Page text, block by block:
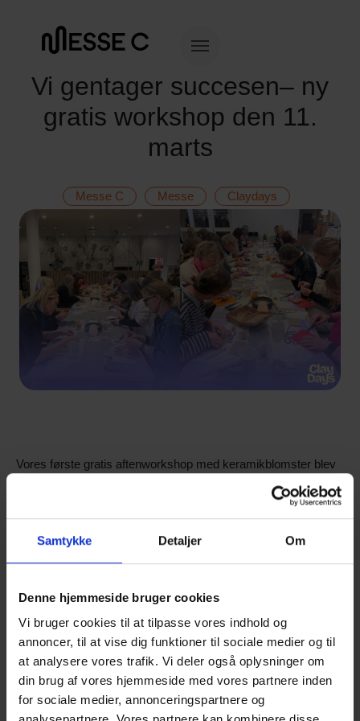
Samtykke Detaljer Om
Denne hjemmeside bruger cookies
Vi bruger cookies til at tilpasse vores indhold og
annoncer, til at vise dig funktioner til sociale medier og til
at analysere vores trafik. Vi deler også oplysninger om
din brug af vores hjemmeside med vores partnere inden
for sociale medier, annonceringspartnere og
Vi gentager succesen– ny
gratis workshop den 11.
marts
Messe C Messe Claydays
Vores første gratis aftenworkshop med keramikblomster blev
en rigtig hyggelig og kreativ aften. Deltagerne skabte så
mange fine og meget forskellige keramikblomster, og der
skønt at opleve lysten til at skabe sammen - og derfor
gentager vi nu succesen med workshoppen.
Onsdag den 11. marts kl. 17.00-19.00 inviterer vi til endnu en
aftenworkshop, hvor du kan være med til at forme
keramikblomster til Blomsterengen.